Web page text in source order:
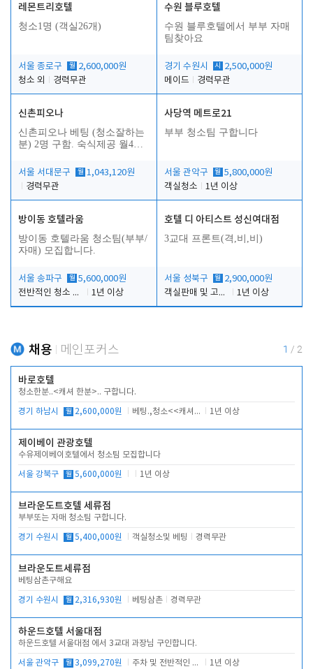
레몬트리호텔
청소1명 (객실26개)
서울 종로구 월 2,600,000원
청소 외
경력무관
수원 블루호텔
수원 블루호텔에서 부부 자매
팀찾아요
경기 수원시 시
2,500,000원
메이드
경력무관
신촌피오나
신촌피오나 베팅 (청소잘하는
분) 2명 구함. 숙식제공 월4회
서울 서대문구
월 1,043,120원
경력무관
사당역 메트로21
부부 청소팀 구합니다
서울 관악구 월 5,800,000원
객실청소
1년 이상
방이동 호텔라움
방이동 호텔라움 청소팀(부부/
자매) 모집합니다.
서울 송파구 월 5,600,000원
전반적인 청소 업무(객실청소.객실정리)
1년 이상
호텔 디 아티스트 성신여대점
3교대 프론트(격,비,비)
서울 성북구 월 2,900,000원
객실판매 및 고객응대
1년 이상
채용 메인포커스 1 / 2
바로호텔
청소한분..<캐셔 한분>.. 구합니다.
경기 하남시 월 2,600,000원 베팅.,청소<<캐셔 모셔봅니다. 1년 이상
제이베이 관광호텔
수유제이베이호텔에서 청소팀 모집합니다
서울 강북구 월 5,600,000원 1년 이상
브라운도트호텔 세류점
부부또는 자매 청소팀 구합니다.
경기 수원시 월 5,400,000원 객실청소및 베팅 경력무관
브라운도트세류점
베팅삼촌구해요
경기 수원시 월 2,316,930원 베팅삼촌 경력무관
하운드호텔 서울대점
하운드호텔 서울대점 에서 3교대 과장님 구인합니다.
서울 관악구 월 3,099,270원 주차 및 전반적인 당번업무 1년 이상